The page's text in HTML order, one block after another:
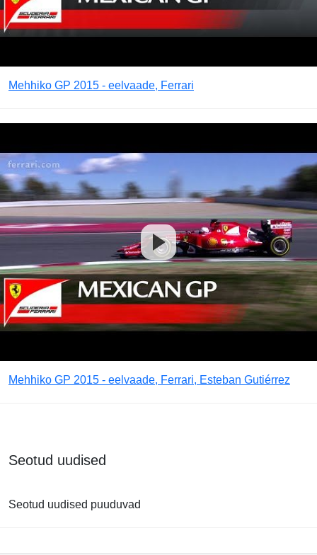
Mehhiko GP 2015 - eelvaade, Ferrari
Mehhiko GP 2015 - eelvaade, Ferrari, Esteban Gutiérrez
Seotud uudised
Seotud uudised puuduvad